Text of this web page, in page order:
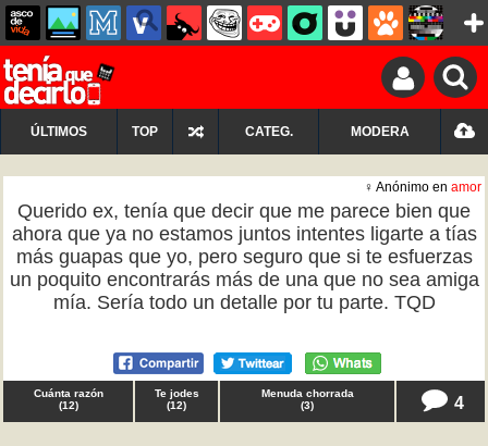
ÚLTIMOS TOP CATEG. MODERA
♀ Anónimo en amor
Querido ex, tenía que decir que me parece bien que
ahora que ya no estamos juntos intentes ligarte a tías
más guapas que yo, pero seguro que si te esfuerzas
un poquito encontrarás más de una que no sea amiga
mía. Sería todo un detalle por tu parte. TQD
Cuánta razón
(12)
Te jodes
(12)
Menuda chorrada
(3) 4